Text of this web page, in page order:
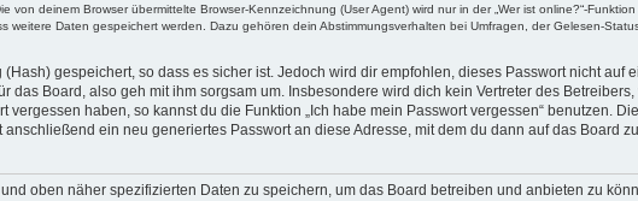
von deinem Browser übermittelte Browser-Kennzeichnung (User Agent) wird nur in der „Wer ist online?“-
weitere Daten gespeichert werden. Dazu gehören dein Abstimmungsverhalten bei Umfragen, der Gelesen-
gespeichert, so dass es sicher ist. Jedoch wird dir empfohlen, dieses Passwort nicht auf
das Board, also geh mit ihm sorgsam um. Insbesondere wird dich kein Vertreter des
haben, so kannst du die Funktion „Ich habe mein Passwort vergessen“ benutzen.
ein neu generiertes Passwort an diese Adresse, mit dem du dann auf das Board
oben näher spezifizierten Daten zu speichern, um das Board betreiben und anbieten zu